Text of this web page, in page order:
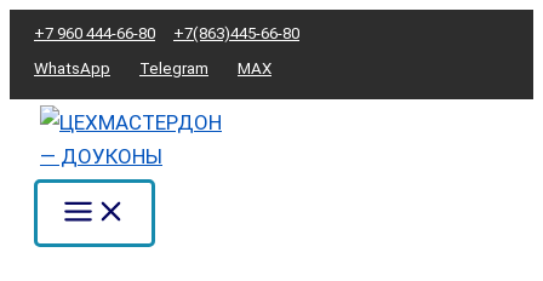
Перейти
содержимому
+7 960 444-66-80
+7(863)445-66-80
WhatsApp
Telegram MAX
Количество
Плавающее
уплотнение
(доукон)
TLDOA3805-
2CP00
Trelleborg